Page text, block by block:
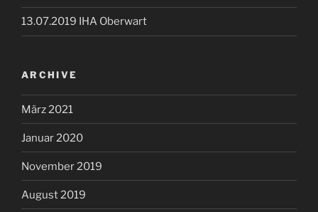
13.07.2019 IHA Oberwart
ARCHIVE
März 2021
Januar 2020
November 2019
August 2019